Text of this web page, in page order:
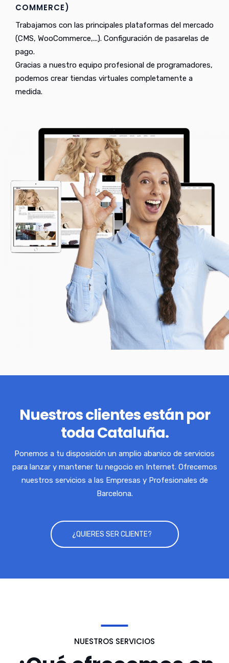
COMMERCE)
Trabajamos con las principales plataformas del mercado
(CMS, WooCommerce,...). Configuración de pasarelas de
pago.
Gracias a nuestro equipo profesional de programadores,
podemos crear tiendas virtuales completamente a
medida.
Nuestros clientes están por
toda Cataluña.
Ponemos a tu disposición un amplio abanico de servicios
para lanzar y mantener tu negocio en Internet. Ofrecemos
nuestros servicios a las Empresas y Profesionales de
Barcelona.
¿QUIERES SER CLIENTE?
NUESTROS SERVICIOS